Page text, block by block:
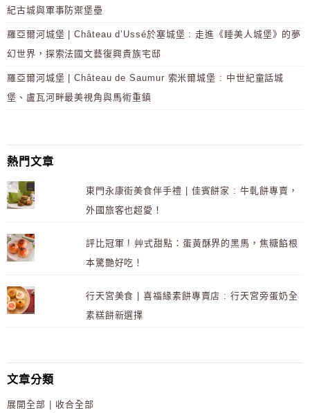
紀古城與軍事防禦堡壘
羅亞爾河城堡 | Château d’Ussé於塞城堡 : 走進《睡美人城堡》的夢
幻世界，探索法國文藝復興貴族宅邸
羅亞爾河城堡 | Château de Saumur 索米爾城堡 : 中世紀童話城
堡、盧瓦河畔最美視角與馬術重鎮
熱門文章
東門永康街美食伴手禮 | 佳賓餅家 : 牛軋餅專賣，
外國旅客也超愛！
評比冠軍 ! 艸式甜點：蛋黃酥界的黑馬，焦糖餡根
本驚艷好吃！
行天宮美食 | 喜福緣素餅專賣店 : 行天宮旁蛋奶全
素糕餅新選擇
文章分類
展開全部
收合全部